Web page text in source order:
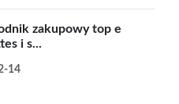
zakupowy top e
i s...
14